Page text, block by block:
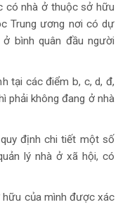
có nhà ở thuộc sở hữu
Trung ương nơi có dự
bình quân đầu người
tại các điểm b, c, d, đ,
phải không đang ở nhà
định chi tiết một số
lý nhà ở xã hội, có
của mình được xác